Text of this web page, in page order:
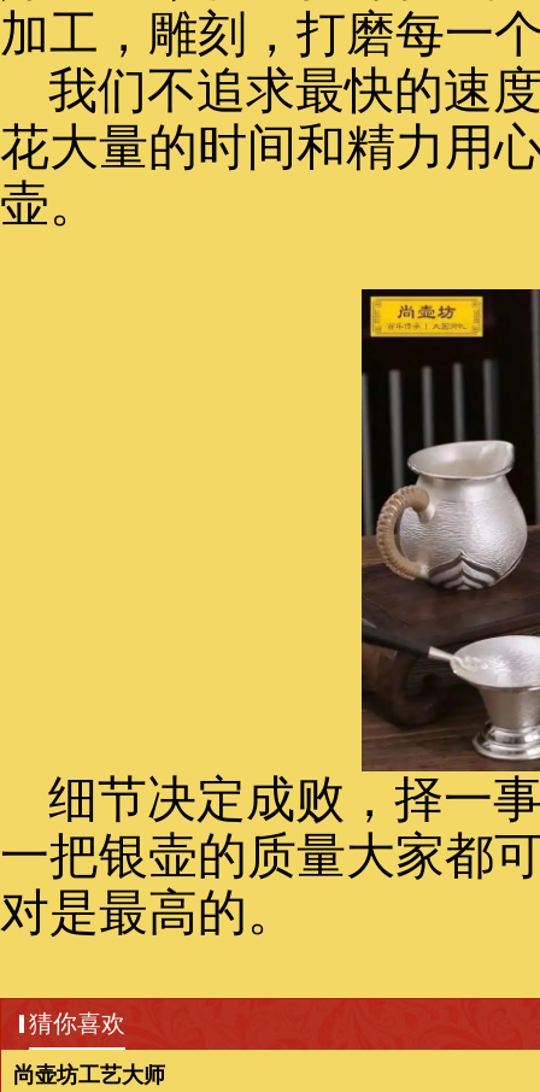
加工，雕刻，打磨每一
我们不追求最快的速
花大量的时间和精力用
壶。
细节决定成败，择一
一把银壶的质量大家都
对是最高的。
猜你喜欢
尚壶坊工艺大师